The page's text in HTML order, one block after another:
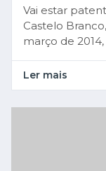
Vai estar
Castelo
março de
Ler mais